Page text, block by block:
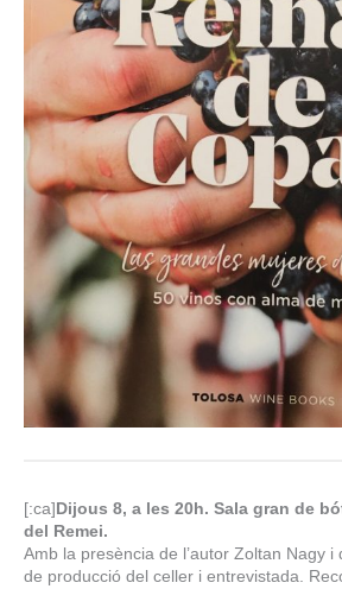
[:ca] Dijous 8, a les 20h. Sala gran de
del Remei.
Amb la presència de l’autor Zoltan Nagy i
de producció del celler i entrevistada.